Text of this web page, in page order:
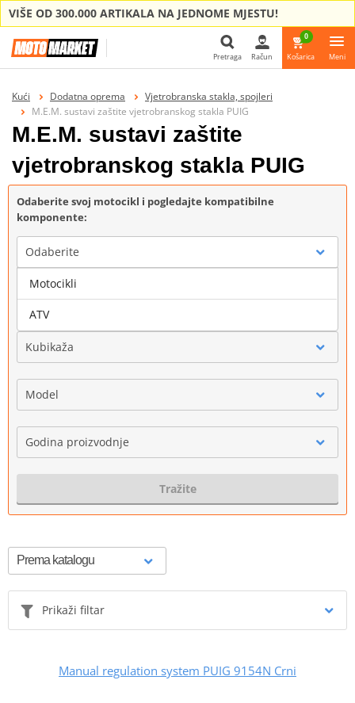
VIŠE OD 300.000 ARTIKALA NA JEDNOME MJESTU!
Pretraga Račun
0
Košarica Meni
Kući Dodatna oprema
Vjetrobranska stakla, spojleri
M.E.M. sustavi zaštite vjetrobranskog stakla PUIG
M.E.M. sustavi zaštite
vjetrobranskog stakla PUIG
Odaberite svoj motocikl i pogledajte kompatibilne
komponente:
Odaberite
Marka
Kubikaža
Model
Godina proizvodnje
Tražite
Prikaži filtar
Manual regulation system PUIG 9154N Crni
Motocikli
ATV